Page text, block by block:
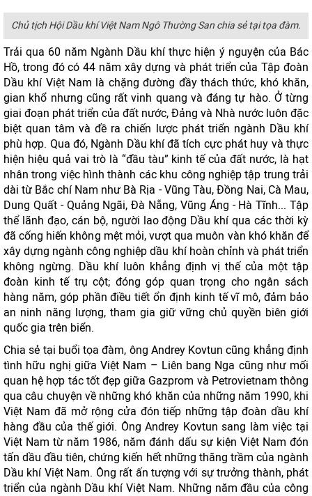
Chủ tịch Hội Dầu khí Việt Nam Ngô Thường San chia sẻ tại tọa đàm.
Trải qua 60 năm Ngành Dầu khí thực hiện ý nguyện của Bác
Hồ, trong đó có 44 năm xây dựng và phát triển của Tập đoàn
Dầu khí Việt Nam là chặng đường đầy thách thức, khó khăn,
gian khổ nhưng cũng rất vinh quang và đáng tự hào. Ở từng
giai đoạn phát triển của đất nước, Đảng và Nhà nước luôn đặc
biệt quan tâm và đề ra chiến lược phát triển ngành Dầu khí
phù hợp. Qua đó, Ngành Dầu khí đã tích cực phát huy và thực
hiện hiệu quả vai trò là “đầu tàu” kinh tế của đất nước, là hạt
nhân trong việc hình thành các khu công nghiệp tập trung trải
dài từ Bắc chí Nam như Bà Rịa - Vũng Tàu, Đồng Nai, Cà Mau,
Dung Quất - Quảng Ngãi, Đà Nẵng, Vũng Áng - Hà Tĩnh... Tập
thể lãnh đạo, cán bộ, người lao động Dầu khí qua các thời kỳ
đã cống hiến không mệt mỏi, vượt qua muôn vàn khó khăn để
xây dựng ngành công nghiệp dầu khí hoàn chỉnh và phát triển
không ngừng. Dầu khí luôn khẳng định vị thế của một tập
đoàn kinh tế trụ cột; đóng góp quan trọng cho ngân sách
hàng năm, góp phần điều tiết ổn định kinh tế vĩ mô, đảm bảo
an ninh năng lượng, tham gia giữ vững chủ quyền biên giới
quốc gia trên biển.
Chia sẻ tại buổi tọa đàm, ông Andrey Kovtun cũng khẳng định
tình hữu nghị giữa Việt Nam – Liên bang Nga cũng như mối
quan hệ hợp tác tốt đẹp giữa Gazprom và Petrovietnam thông
qua câu chuyện về những khó khăn của những năm 1990, khi
Việt Nam đã mở rộng cửa đón tiếp những tập đoàn dầu khí
hàng đầu của thế giới. Ông Andrey Kovtun sang làm việc tại
Việt Nam từ năm 1986, năm đánh dấu sự kiện Việt Nam đón
tấn dầu đầu tiên, chứng kiến hết những thăng trầm của ngành
Dầu khí Việt Nam. Ông rất ấn tượng với sự trưởng thành, phát
triển của ngành Dầu khí Việt Nam. Những năm đầu của công